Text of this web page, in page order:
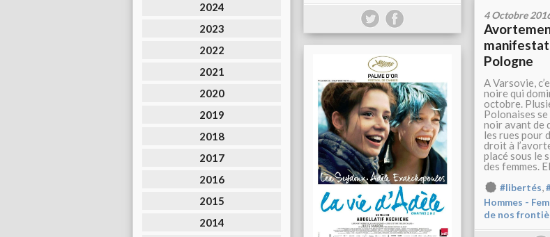
2024
2023
2022
2021
2020
2019
2018
2017
2016
2015
2014
4 Octobre
Pologne
A Varsovie,
noire qui
octobre.
Polonaises
noir avant de
les rues pour
droit à
placé sous le
des femmes.
#libertés,
Hommes -
de nos